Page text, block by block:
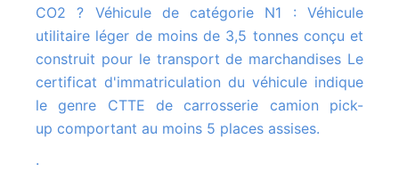
CO2 ? Véhicule de catégorie N1 : Véhicule
utilitaire léger de moins de 3,5 tonnes conçu et
construit pour le transport de marchandises Le
certificat d'immatriculation du véhicule indique
le genre CTTE de carrosserie camion pick-
up comportant au moins 5 places assises.
.